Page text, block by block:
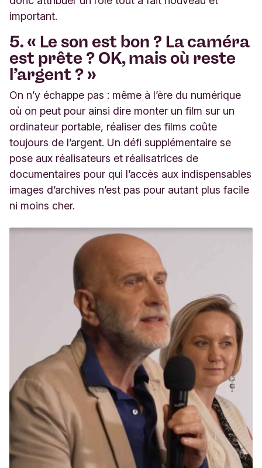
important.
5. « Le son est bon ? La caméra
est prête ? OK, mais où reste
l’argent ? »
On n’y échappe pas : même à l’ère du numérique
où on peut pour ainsi dire monter un film sur un
ordinateur portable, réaliser des films coûte
toujours de l’argent. Un défi supplémentaire se
pose aux réalisateurs et réalisatrices de
documentaires pour qui l’accès aux indispensables
images d’archives n’est pas pour autant plus facile
ni moins cher.